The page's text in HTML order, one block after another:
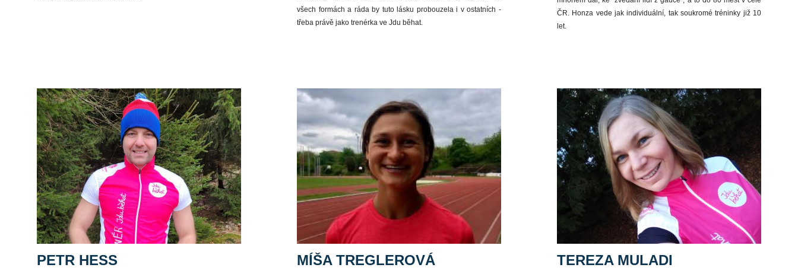
všech formách a ráda by tuto lásku probouzela i v ostatních -
třeba právě jako trenérka ve Jdu běhat.
ČR. Honza vede jak individuální, tak soukromé tréninky již 10
let.
PETR HESS MÍŠA TREGLEROVÁ TEREZA MULADI